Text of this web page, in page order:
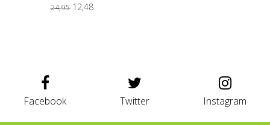
24,95 12,48
Facebook Twitter Instagram